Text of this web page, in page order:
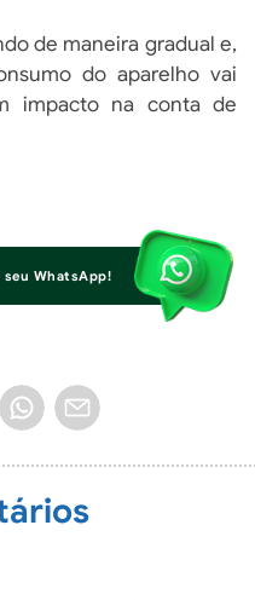
de maneira gradual e,
do aparelho vai
impacto na conta de
WhatsApp!